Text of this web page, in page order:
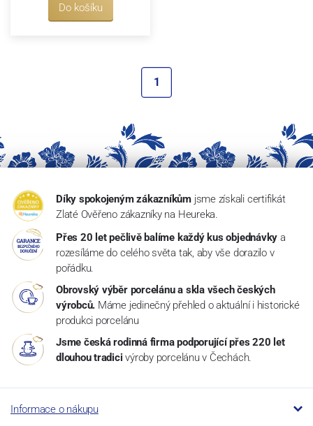
Do košíku
1
Díky spokojeným zákazníkům jsme získali certifikát
Zlaté Ověřeno zákazníky na Heureka.
Přes 20 let pečlivě balíme každý kus objednávky a
rozesíláme do celého světa tak, aby vše dorazilo v
pořádku.
Obrovský výběr porcelánu a skla všech českých
výrobců. Máme jedinečný přehled o aktuální i historické
produkci porcelánu
Jsme česká rodinná firma podporující přes 220 let
dlouhou tradici výroby porcelánu v Čechách.
Informace o nákupu